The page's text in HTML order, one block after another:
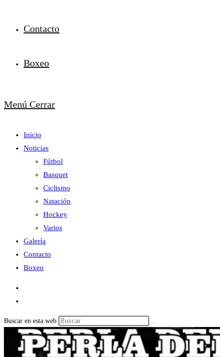
Contacto
Boxeo
Menú Cerrar
Inicio
Noticias
Fútbol
Basquet
Ciclismo
Natación
Hockey
Varios
Galería
Contacto
Boxeo
Buscar en esta web